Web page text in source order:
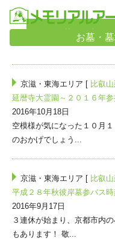
お墓・
<前の10件
京滋・東海エリア [ 比叡
延暦寺大霊園～２０１６年参
2016年10月18日
空模様が気になった１０月
のおかげでしょう...
京滋・東海エリア [ 比叡
平成２８年秋彼岸墓参バス
2016年9月17日
３連休が始まり、京都市内
もあります！ 敬...